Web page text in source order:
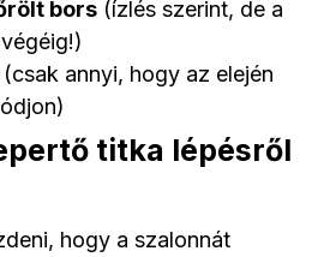
bors (ízlés szerint, de a
(csak annyi, hogy az elején
titka lépésről
hogy a szalonnát